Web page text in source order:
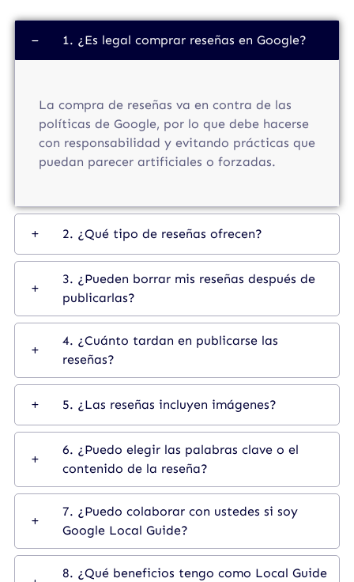
1. ¿Es legal comprar reseñas en Google?
La compra de reseñas va en contra de las
políticas de Google, por lo que debe hacerse
con responsabilidad y evitando prácticas que
puedan parecer artificiales o forzadas.
2. ¿Qué tipo de reseñas ofrecen?
3. ¿Pueden borrar mis reseñas después de
publicarlas?
4. ¿Cuánto tardan en publicarse las
reseñas?
5. ¿Las reseñas incluyen imágenes?
6. ¿Puedo elegir las palabras clave o el
contenido de la reseña?
7. ¿Puedo colaborar con ustedes si soy
Google Local Guide?
8. ¿Qué beneficios tengo como Local Guide